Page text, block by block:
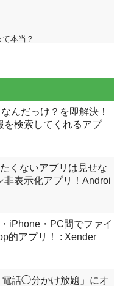
本当？
んだっけ？を即解決！
を検索してくれるアプ
くないアプリは見せな
非表示化アプリ！Androi
iPhone・PC間でファイ
的アプリ！ : Xender
電話◯分かけ放題」にオ